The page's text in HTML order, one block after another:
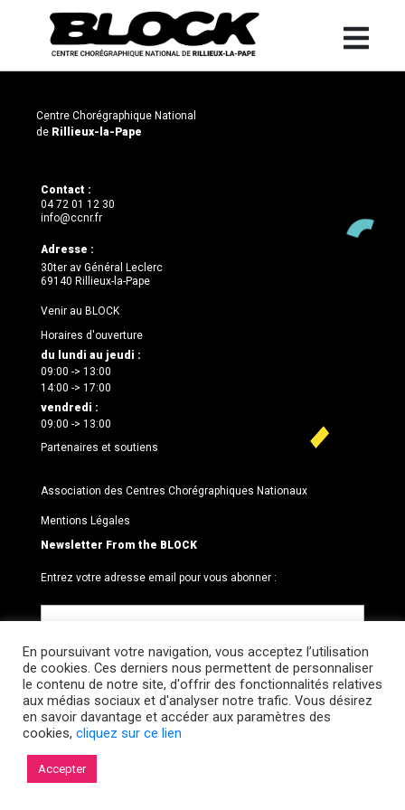
Centre Chorégraphique National
de Rillieux-la-Pape
Contact :
04 72 01 12 30
info@ccnr.fr
Adresse :
30ter av Général Leclerc
69140 Rillieux-la-Pape
Venir au BLOCK
Horaires d'ouverture
du lundi au jeudi :
09:00 -> 13:00
14:00 -> 17:00
vendredi :
09:00 -> 13:00
Partenaires et soutiens
Association des Centres Chorégraphiques Nationaux
Mentions Légales
Newsletter From the BLOCK
Entrez votre adresse email pour vous abonner :
© 2026 Le BLOCK · CCNR. Tous droits réservés.
En poursuivant votre navigation, vous acceptez l’utilisation
de cookies. Ces derniers nous permettent de personnaliser
le contenu de notre site, d'offrir des fonctionnalités relatives
aux médias sociaux et d'analyser notre trafic. Vous désirez
en savoir davantage et accéder aux paramètres des
cookies, cliquez sur ce lien
Accepter